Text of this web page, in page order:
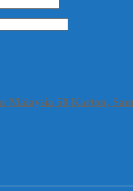
Malaysia 50 Karton,